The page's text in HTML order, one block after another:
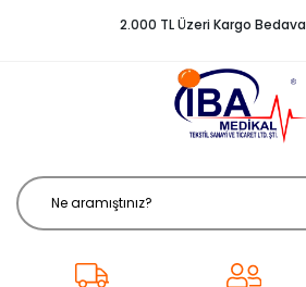
2.000 TL Üzeri Kargo Bedava